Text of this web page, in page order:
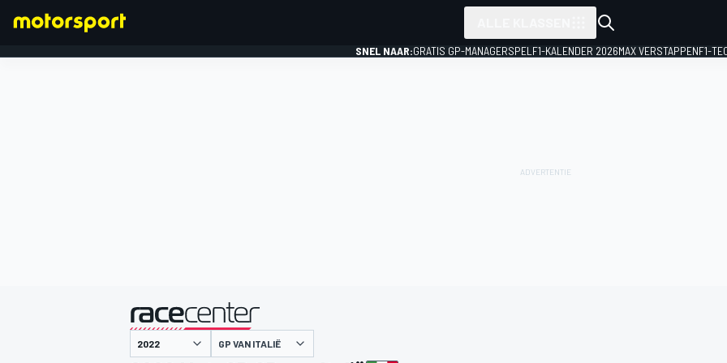
SNEL NAAR:GRATIS GP-MANAGERSPEL F1-KALENDER 2026MAX VERSTAPPENF1-
gepresenteerd door
GP VAN ITALIË